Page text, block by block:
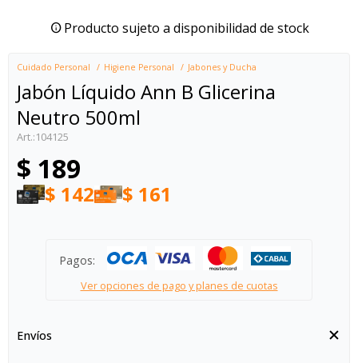
Producto sujeto a disponibilidad de stock
Cuidado Personal Higiene Personal Jabones y Ducha
Jabón Líquido Ann B Glicerina
Neutro 500ml
104125
$ 189
$ 142 $ 161
Pagos:
Ver opciones de pago y planes de cuotas
Envíos